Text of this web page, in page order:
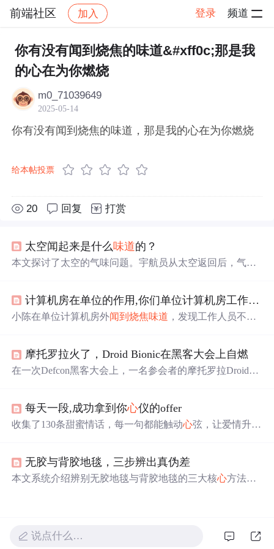
前端社区 加入 登录 频道
社区 前端社区 感慨 帖子详情
你有没有闻到烧焦的味道&#xff0c;那是我
的心在为你燃烧
m0_71039649
2025-05-14
你有没有闻到烧焦的味道，那是我的心在为你燃烧
给本帖投票
20 回复 打赏
太空闻起来是什么味道的？
本文探讨了太空的气味问题。宇航员从太空返回后，气闸
阳系外因化合物和元素不同，可能有不同气味。
计算机房在单位的作用,你们单位计算机房工作人员临时不在，单位人事部小陈，路过计算机房闻...
小陈在单位计算机房外闻到烧焦味道 ，发现工作人员不
疏散人员和报警。火灾控制后，他协助记录损失，编写报
告，提议加强安全管理和培训，以防止类似事件再次发
摩托罗拉火了，Droid Bionic在黑客大会上自燃
在一次Defcon黑客大会上，一名参会者的摩托罗拉DroidBi
其取出。目前起火原因未知。
每天一段,成功拿到你心仪的offer
收集了130条甜蜜情话，每一句都能触动心弦，让爱情升
无胶与背胶地毯，三步辨出真伪差
本文系统介绍辨别无胶地毯与背胶地毯的三大核心方法：
调无胶地毯采用物理织造工艺，无化学胶粘剂，具备零甲
醛、适配地暖、不伤地板等特性，适用于母婴及敏感人
说点什么…